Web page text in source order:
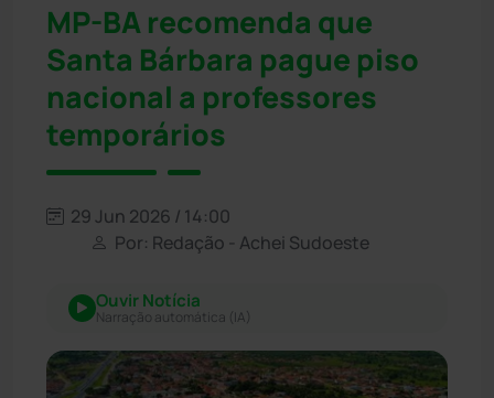
MP-BA recomenda que
Santa Bárbara pague piso
nacional a professores
temporários
29 Jun 2026 / 14:00
Por: Redação - Achei Sudoeste
Ouvir Notícia
Narração automática (IA)